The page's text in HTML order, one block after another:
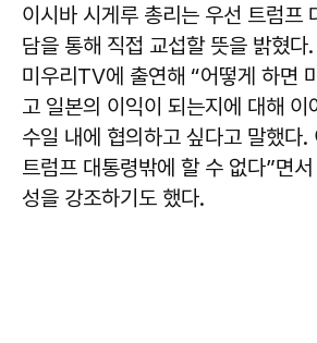
이시바 시게루 총리는 우선 트럼프
담을 통해 직접 교섭할 뜻을 밝혔
미우리TV에 출연해 “어떻게 하면
고 일본의 이익이 되는지에 대해 이
수일 내에 협의하고 싶다고 말했다.
트럼프 대통령밖에 할 수 없다”면
성을 강조하기도 했다.